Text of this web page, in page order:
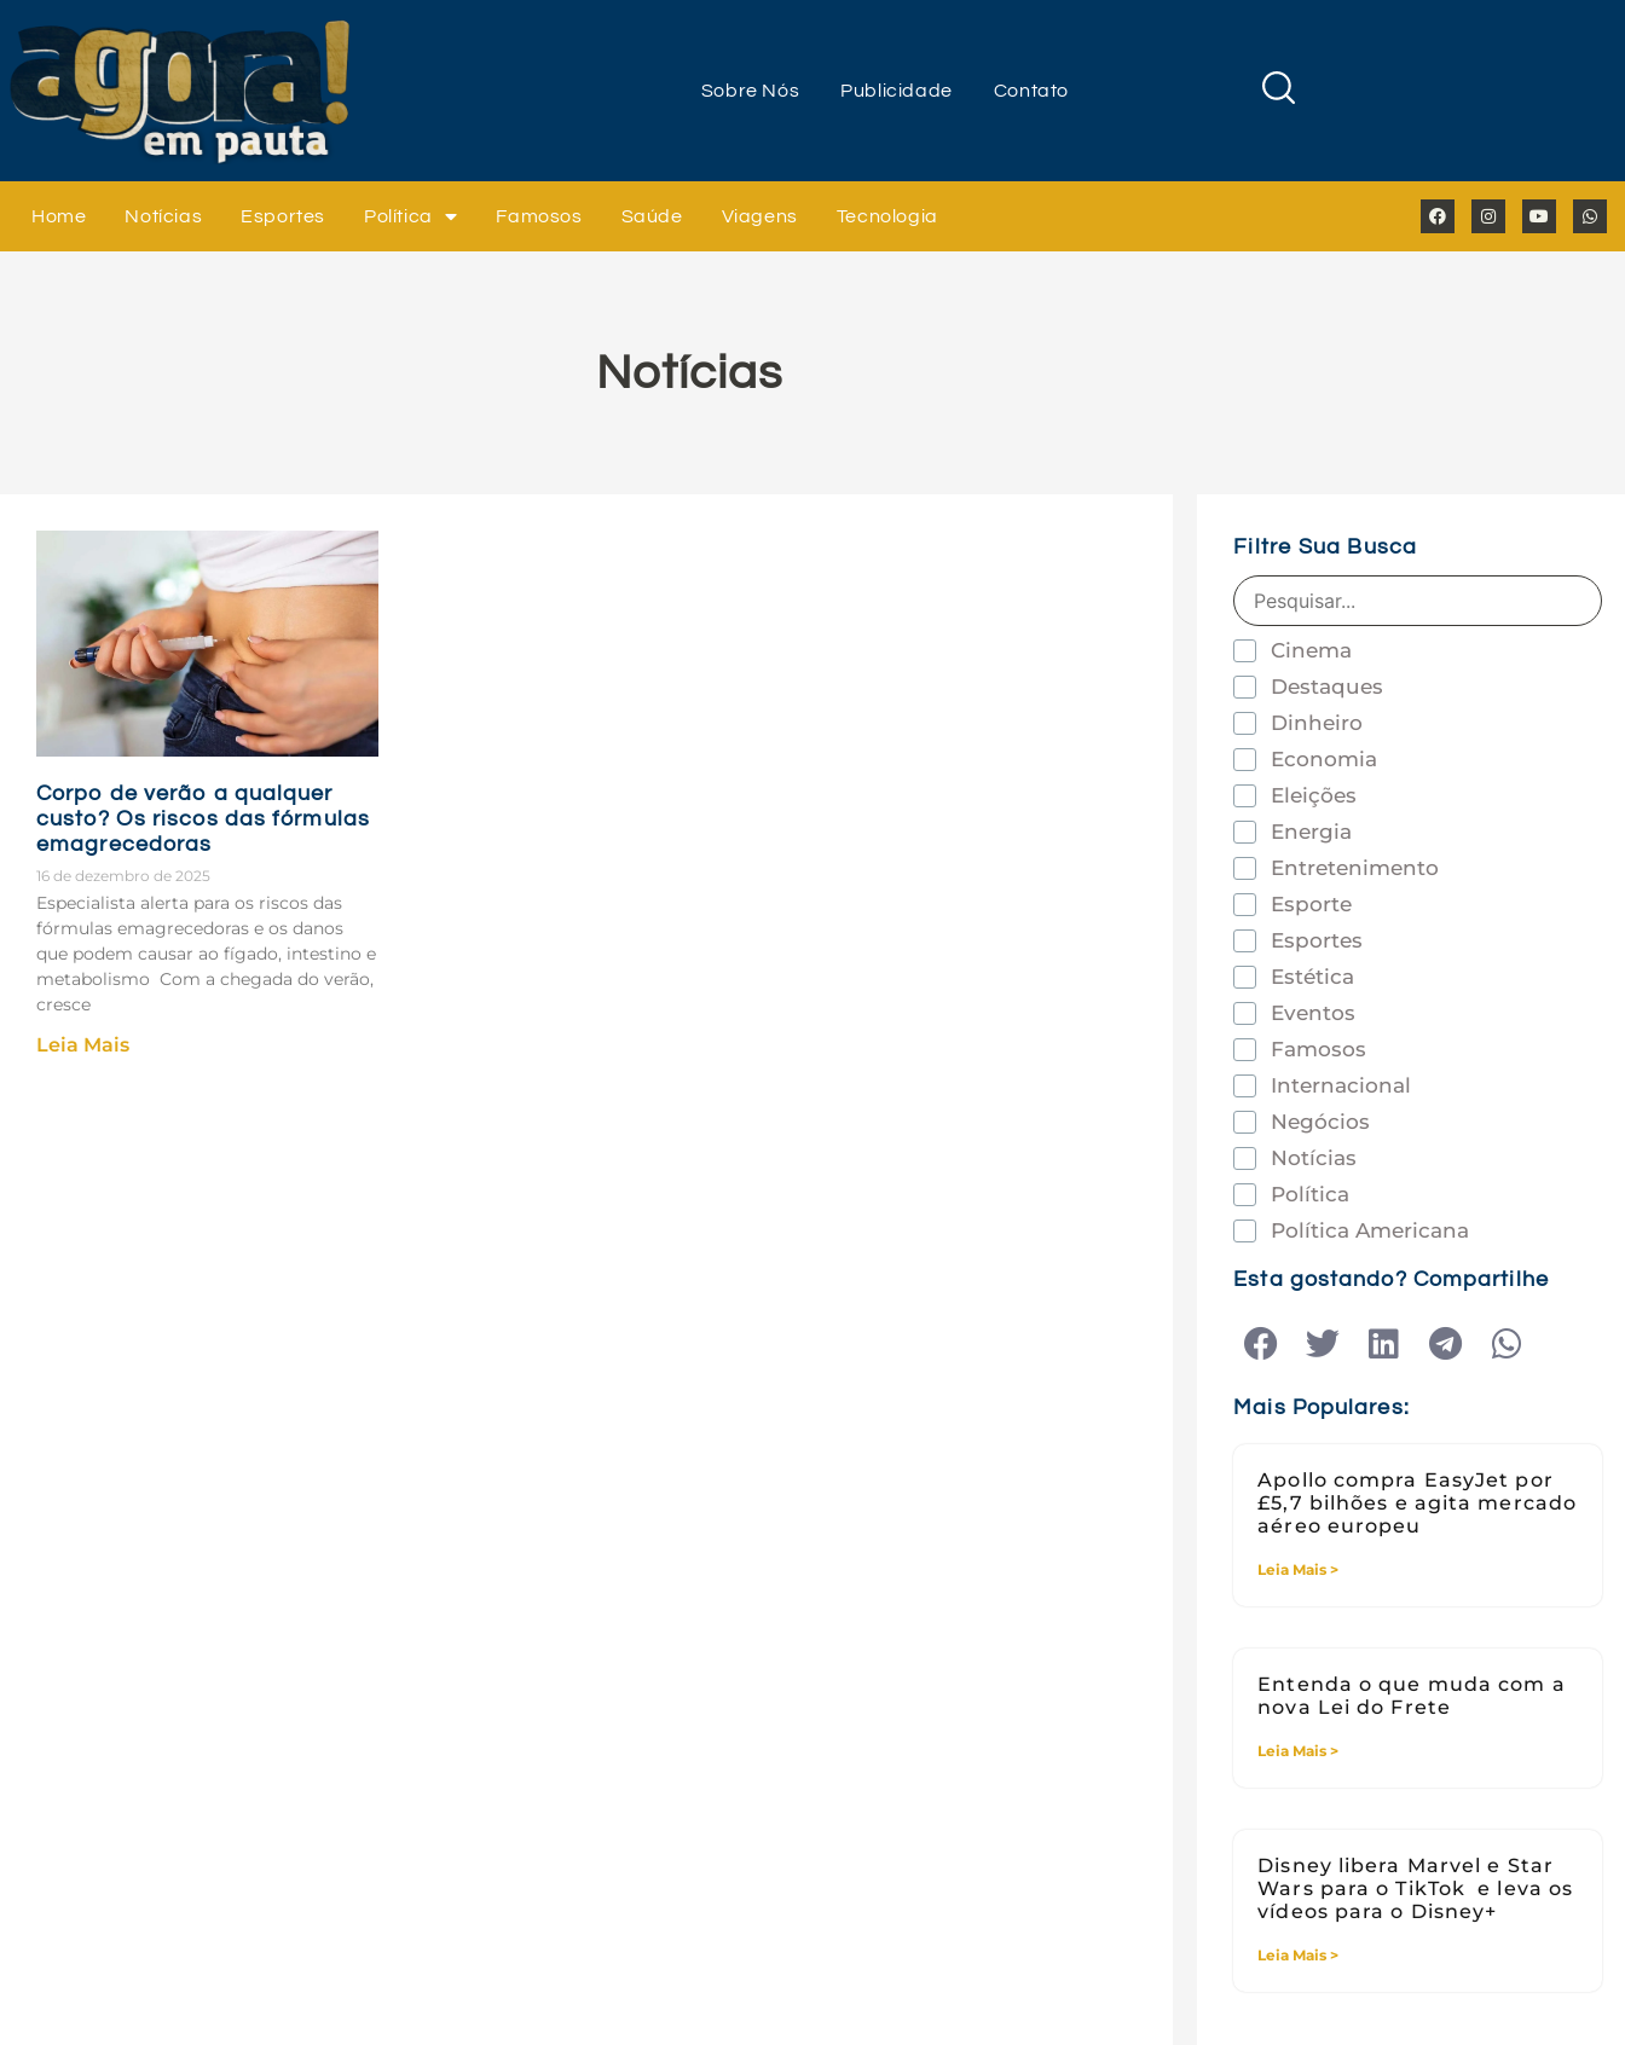
Sobre Nós Publicidade Contato
Home Notícias Esportes Política Famosos Saúde Viagens Tecnologia
Notícias
Corpo de verão a qualquer
custo? Os riscos das fórmulas
emagrecedoras
16 de dezembro de 2025
Especialista alerta para os riscos das
fórmulas emagrecedoras e os danos
que podem causar ao fígado, intestino e
metabolismo Com a chegada do verão,
cresce
Leia Mais
Filtre Sua Busca
Cinema
Destaques
Dinheiro
Economia
Eleições
Energia
Entretenimento
Esporte
Esportes
Estética
Eventos
Famosos
Internacional
Negócios
Notícias
Política
Política Americana
Saúde
Tecnologia
Viagens
Esta gostando? Compartilhe
Mais Populares:
Apollo compra EasyJet por
£5,7 bilhões e agita mercado
aéreo europeu
Leia Mais >
Entenda o que muda com a
nova Lei do Frete
Leia Mais >
Disney libera Marvel e Star
Wars para o TikTok e leva os
vídeos para o Disney+
Leia Mais >